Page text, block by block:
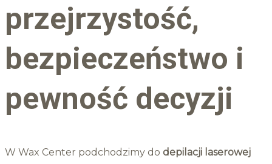
przejrzystość,
bezpieczeństwo i
pewność decyzji
W Wax Center podchodzimy do depilacji laserowej